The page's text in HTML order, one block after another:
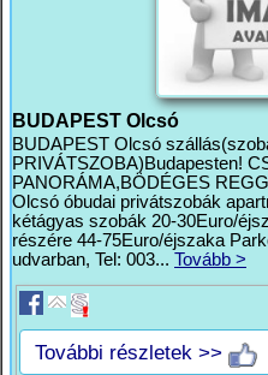
BUDAPEST Olcsó
BUDAPEST Olcsó
PRIVÁTSZOBA)Budapesten!
PANORÁMA,BÖDÉGES
Olcsó óbudai privátszobák
kétágyas szobák 20-30Euro/
részére 44-75Euro/éjszaka
udvarban, Tel: 003... Tovább >
További részletek >>